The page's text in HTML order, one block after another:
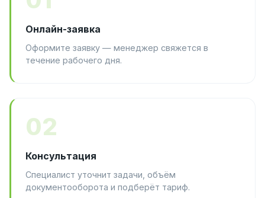
Онлайн-заявка
Оформите заявку — менеджер свяжется в
течение рабочего дня.
02
Консультация
Специалист уточнит задачи, объём
документооборота и подберёт тариф.